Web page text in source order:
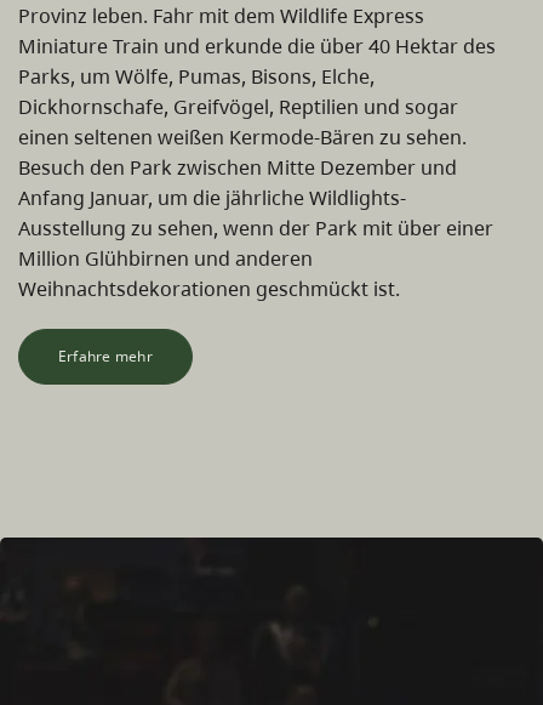
Provinz leben. Fahr mit dem Wildlife Express
Miniature Train und erkunde die über 40 Hektar des
Parks, um Wölfe, Pumas, Bisons, Elche,
Dickhornschafe, Greifvögel, Reptilien und sogar
einen seltenen weißen Kermode-Bären zu sehen.
Besuch den Park zwischen Mitte Dezember und
Anfang Januar, um die jährliche Wildlights-
Ausstellung zu sehen, wenn der Park mit über einer
Million Glühbirnen und anderen
Weihnachtsdekorationen geschmückt ist.
Erfahre mehr